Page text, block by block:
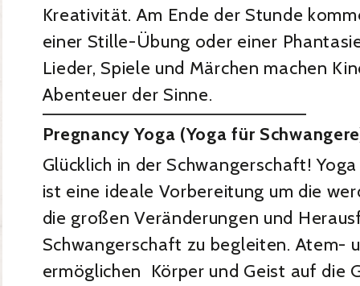
Kreativität. Am Ende der Stunde
einer Stille-Übung oder einer
Lieder, Spiele und Märchen machen
Abenteuer der Sinne.
Pregnancy Yoga (Yoga für
Glücklich in der Schwangerschaft!
ist eine ideale Vorbereitung um die
die großen Veränderungen und
Schwangerschaft zu begleiten. Atem-
ermöglichen Körper und Geist auf die